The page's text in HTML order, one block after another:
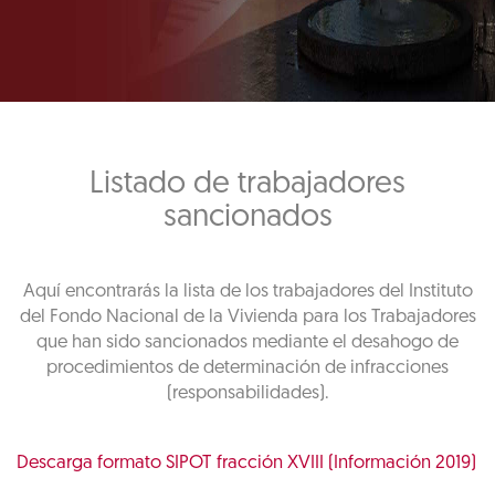
Listado de trabajadores
sancionados
Aquí encontrarás la lista de los trabajadores del Instituto
del Fondo Nacional de la Vivienda para los Trabajadores
que han sido sancionados mediante el desahogo de
procedimientos de determinación de infracciones
(responsabilidades).
Descarga formato SIPOT fracción XVIII (Información 2019)